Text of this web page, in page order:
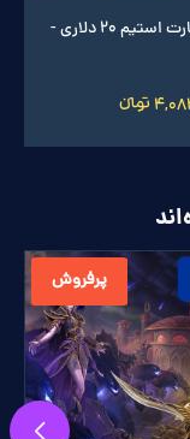
گیفت کارت استیم 20 دلاری -
پرفروش